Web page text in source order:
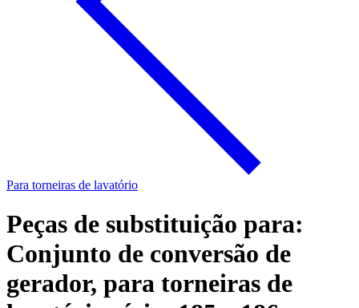
Para torneiras de lavatório
Peças de substituição para:
Conjunto de conversão de
gerador, para torneiras de